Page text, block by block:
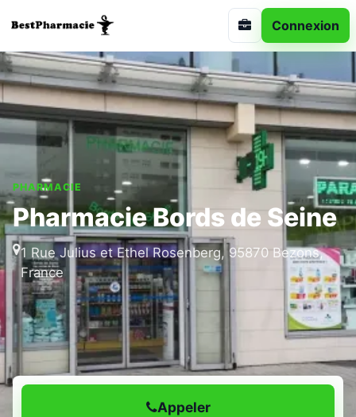
Connexion
PHARMACIE
Pharmacie Bords de Seine
1 Rue Julius et Ethel Rosenberg, 95870 Bezons,
France
Appeler